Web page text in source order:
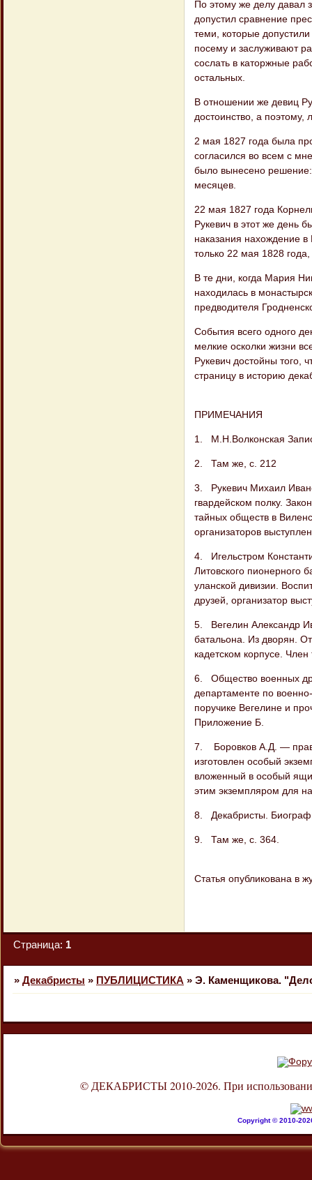
По этому же делу давал
допустил сравнение
теми, которые
посему и заслуживают
сослать в каторжные
остальных.
В отношении же девиц
достоинство, а поэтому,
2 мая 1827 года была
согласился во всем с
было вынесено
месяцев.
22 мая 1827 года
Рукевич в этот же день
наказания нахождение
только 22 мая 1828
В те дни, когда Мария
находилась в
предводителя
События всего одного
мелкие осколки жизни
Рукевич достойны того,
страницу в историю
ПРИМЕЧАНИЯ
1. М.Н.Волконская
2. Там же, с. 212
3. Рукевич Михаил
гвардейском полку.
тайных обществ в
организаторов
4. Игельстром
Литовского пионерного
уланской дивизии.
друзей, организатор
5. Вегелин Александр
батальона. Из дворян.
кадетском корпусе.
6. Общество военных
департаменте по
поручике Вегелине и
Приложение Б.
7. Боровков А.Д. —
изготовлен особый
вложенный в особый
этим экземпляром для
8. Декабристы.
9. Там же, с. 364.
Статья опубликована в
Страница: 1
» Декабристы » ПУБЛИЦИСТИКА » Э. Каменщикова.
© ДЕКАБРИСТЫ 2010-2026. При использовании
Copyright © 2010-